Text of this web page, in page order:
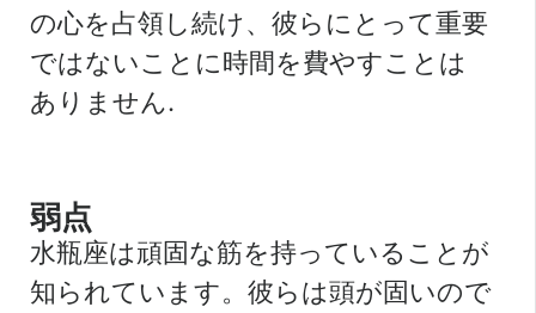
の心を占領し続け、彼らにとって重要
ではないことに時間を費やすことは
ありません.
弱点
水瓶座は頑固な筋を持っていることが
知られています。彼らは頭が固いので